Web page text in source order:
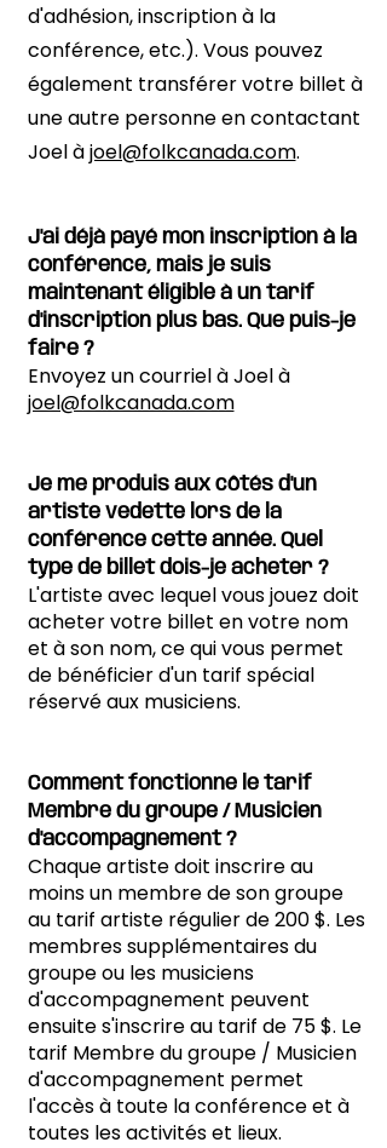
d'adhésion, inscription à la
conférence, etc.). Vous pouvez
également transférer votre billet à
une autre personne en contactant
Joel àjoel@folkcanada.com.
J'ai déjà payé mon inscription à la
conférence, mais je suis
maintenant éligible à un tarif
d'inscription plus bas. Que puis-je
faire ?
Envoyez un courriel à Joel à
joel@folkcanada.com
Je me produis aux côtés d'un
artiste vedette lors de la
conférence cette année. Quel
type de billet dois-je acheter ?
L'artiste avec lequel vous jouez doit
acheter votre billet en votre nom
et à son nom, ce qui vous permet
de bénéficier d'un tarif spécial
réservé aux musiciens.
Comment fonctionne le tarif
Membre du groupe / Musicien
d'accompagnement ?
Chaque artiste doit inscrire au
moins un membre de son groupe
au tarif artiste régulier de 200 $. Les
membres supplémentaires du
groupe ou les musiciens
d'accompagnement peuvent
ensuite s'inscrire au tarif de 75 $. Le
tarif Membre du groupe / Musicien
d'accompagnement permet
l'accès à toute la conférence et à
toutes les activités et lieux.